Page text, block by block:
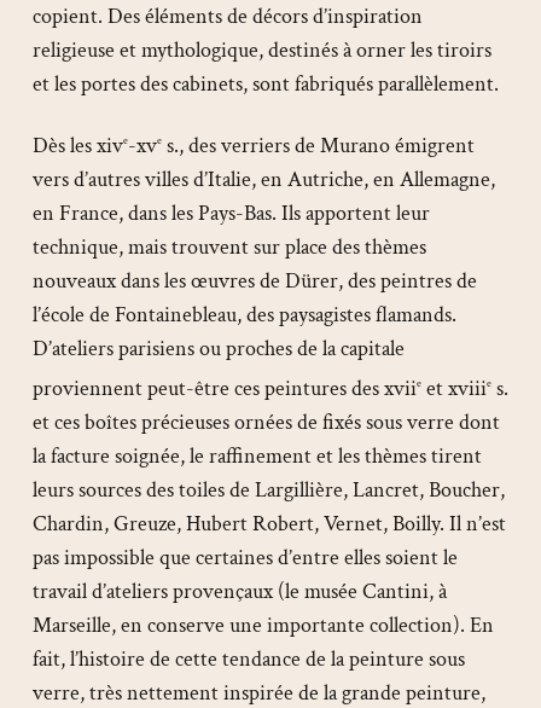
copient. Des éléments de décors d’inspiration
religieuse et mythologique, destinés à orner les tiroirs
et les portes des cabinets, sont fabriqués parallèlement.
Dès les xive-xves., des verriers de Murano émigrent
vers d’autres villes d’Italie, en Autriche, en Allemagne,
en France, dans les Pays-Bas. Ils apportent leur
technique, mais trouvent sur place des thèmes
nouveaux dans les œuvres de Dürer, des peintres de
l’école de Fontainebleau, des paysagistes flamands.
D’ateliers parisiens ou proches de la capitale
proviennent peut-être ces peintures des xviieet xviiies.
et ces boîtes précieuses ornées de fixés sous verre dont
la facture soignée, le raffinement et les thèmes tirent
leurs sources des toiles de Largillière, Lancret, Boucher,
Chardin, Greuze, Hubert Robert, Vernet, Boilly. Il n’est
pas impossible que certaines d’entre elles soient le
travail d’ateliers provençaux (le musée Cantini, à
Marseille, en conserve une importante collection). En
fait, l’histoire de cette tendance de la peinture sous
verre, très nettement inspirée de la grande peinture,